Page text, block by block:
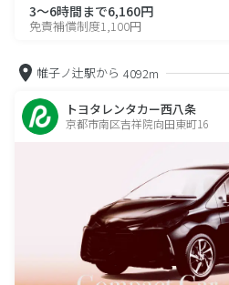
3～6時間まで6,160円
免責補償制度1,100円
帷子ノ辻駅から 4092m
トヨタレンタカー西八条
京都市南区吉祥院向田東町16